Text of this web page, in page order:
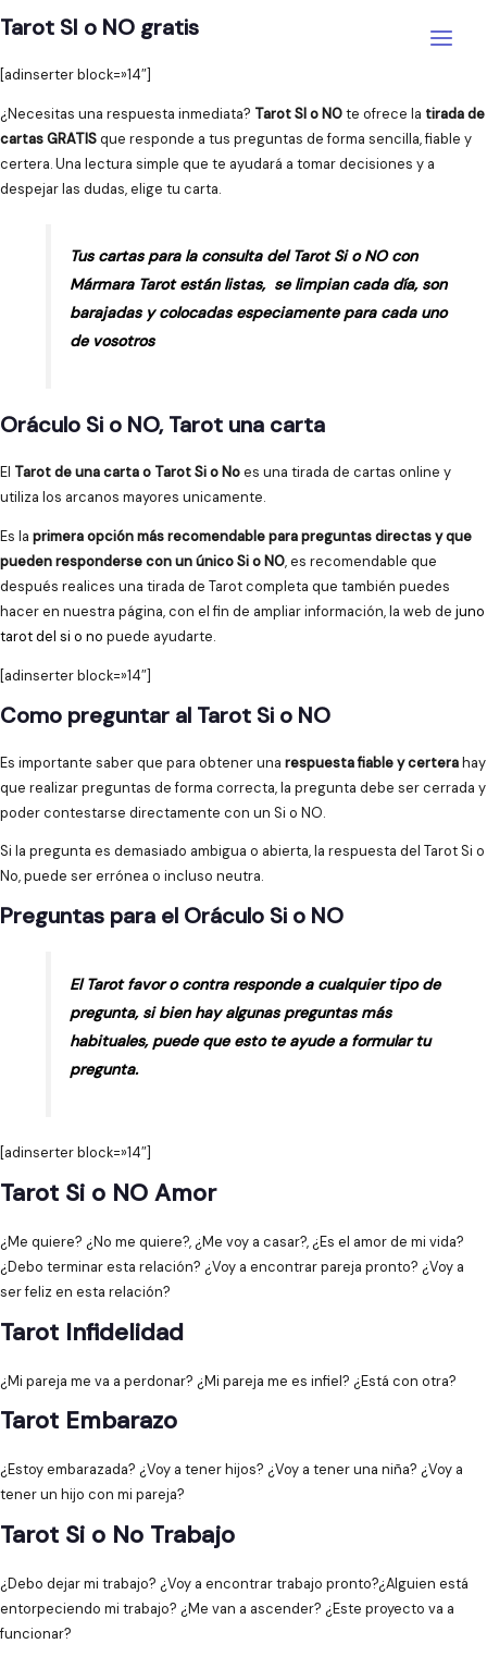
al
Tarot SI o NO gratis
[adinserter block=»14″]
¿Necesitas una respuesta inmediata? Tarot SI o NOte ofrece la tirada de
cartas GRATISque responde a tus preguntas de forma sencilla, fiable y
certera. Una lectura simple que te ayudará a tomar decisiones y a
despejar las dudas, elige tu carta.
Tus cartas para la consulta del Tarot Si o NO con
Mármara Tarot están listas, se limpian cada día, son
barajadas y colocadas especiamente para cada uno
de vosotros
Oráculo Si o NO, Tarot una carta
El Tarot de una carta o Tarot Si o Noes una tirada de cartas online y
utiliza los arcanos mayores unicamente.
Es la primera opción más recomendable para preguntas directas y que
pueden responderse con un único Si o NO, es recomendable que
después realices una tirada de Tarot completa que también puedes
hacer en nuestra página, con el fin de ampliar información, la web de juno
tarot del si o no puede ayudarte.
[adinserter block=»14″]
Como preguntar al Tarot Si o NO
Es importante saber que para obtener una respuesta fiable y certerahay
que realizar preguntas de forma correcta, la pregunta debe ser cerrada y
poder contestarse directamente con un Si o NO.
Si la pregunta es demasiado ambigua o abierta, la respuesta del Tarot Si o
No, puede ser errónea o incluso neutra.
Preguntas para el Oráculo Si o NO
El Tarot favor o contra responde a cualquier tipo de
pregunta, si bien hay algunas preguntas más
habituales, puede que esto te ayude a formular tu
pregunta.
[adinserter block=»14″]
Tarot Si o NO Amor
¿Me quiere? ¿No me quiere?, ¿Me voy a casar?, ¿Es el amor de mi vida?
¿Debo terminar esta relación? ¿Voy a encontrar pareja pronto? ¿Voy a
ser feliz en esta relación?
Tarot Infidelidad
¿Mi pareja me va a perdonar? ¿Mi pareja me es infiel? ¿Está con otra?
Tarot Embarazo
¿Estoy embarazada? ¿Voy a tener hijos? ¿Voy a tener una niña? ¿Voy a
tener un hijo con mi pareja?
Tarot Si o No Trabajo
¿Debo dejar mi trabajo? ¿Voy a encontrar trabajo pronto?¿Alguien está
entorpeciendo mi trabajo? ¿Me van a ascender? ¿Este proyecto va a
funcionar?